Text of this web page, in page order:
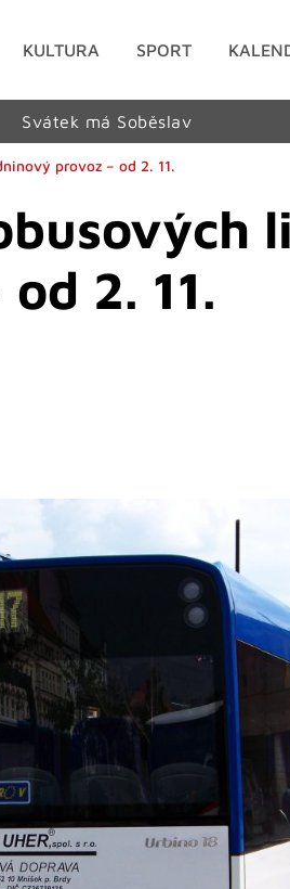
KULTURA SPORT
Svátek má Soběslav
provoz – od 2. 11.
2. 11.